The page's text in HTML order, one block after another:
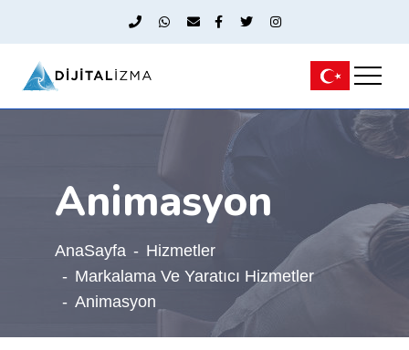
Animasyon
AnaSayfa
Hizmetler
Markalama Ve Yaratıcı Hizmetler
Animasyon